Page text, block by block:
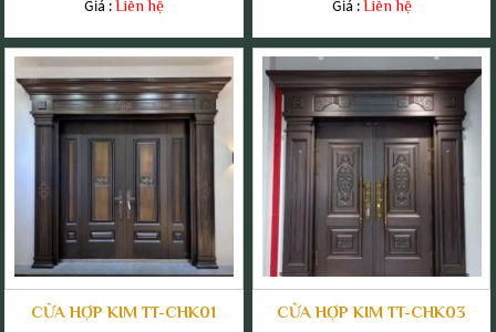
Giá :Liên hệ Giá :Liên hệ
CỬA HỢP KIM TT-CHK01 CỬA HỢP KIM TT-CHK03